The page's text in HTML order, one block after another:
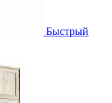
Быстрый